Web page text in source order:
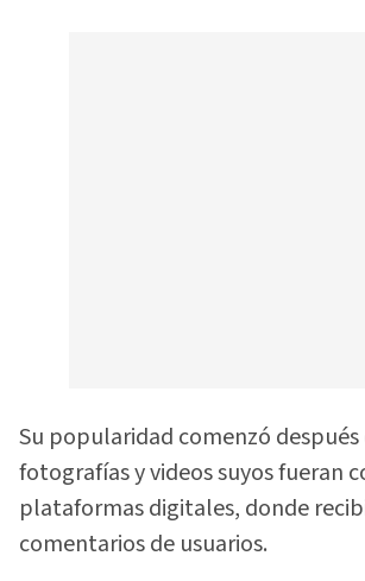
Su popularidad comenzó después
fotografías y videos suyos fueran
plataformas digitales, donde
comentarios de usuarios.